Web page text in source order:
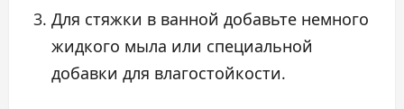
Для стяжки в ванной добавьте немного
жидкого мыла или специальной
добавки для влагостойкости.